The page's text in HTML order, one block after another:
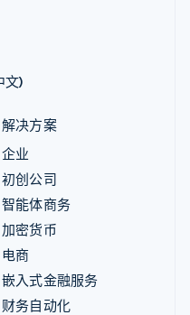
文)
解决方案
企业
初创公司
智能体商务
加密货币
电商
嵌入式金融服务
财务自动化